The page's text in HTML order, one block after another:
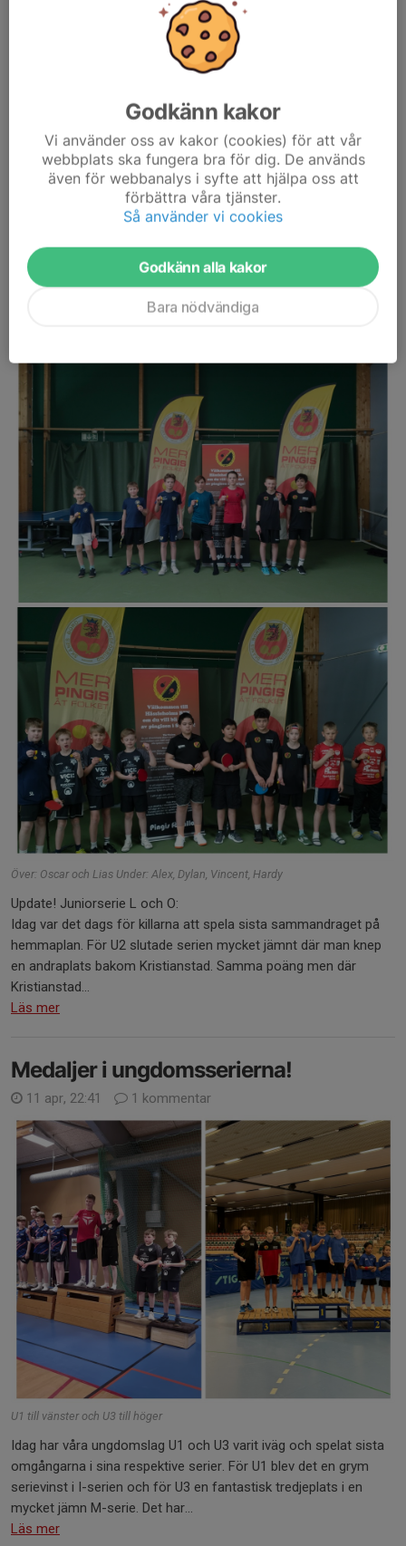
Långt om länge så kommer här resultaten från vårt
klubbmästerskap (som spelades i april).
På första plats i öppenklassen hamnade Patrik Leandersson,
välkänd gubbe i KM-sammanhang. På juniorsidan knep Sixten
Ungdomsserierna part 2
Över: Oscar och Lias Under: Alex, Dylan, Vincent, Hardy
Update! Juniorserie L och O:
Idag var det dags för killarna att spela sista sammandraget på
hemmaplan. För U2 slutade serien mycket jämnt där man knep
en andraplats bakom Kristianstad. Samma poäng men där
Kristianstad...
Läs mer
Medaljer i ungdomsserierna!
11 apr, 22:41 1 kommentar
U1 till vänster och U3 till höger
Idag har våra ungdomslag U1 och U3 varit iväg och spelat sista
omgångarna i sina respektive serier. För U1 blev det en grym
serievinst i I-serien och för U3 en fantastisk tredjeplats i en
mycket jämn M-serie. Det har...
Läs mer
Godkänn kakor
Vi använder oss av kakor (cookies) för att vår
webbplats ska fungera bra för dig. De används
även för webbanalys i syfte att hjälpa oss att
förbättra våra tjänster.
Så använder vi cookies
Godkänn alla kakor
Bara nödvändiga